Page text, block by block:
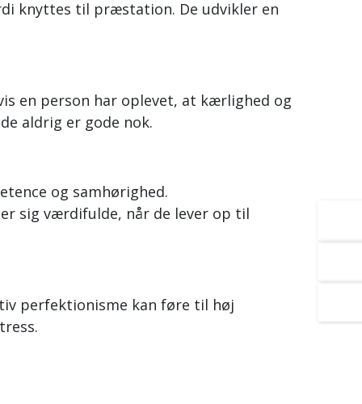
knyttes til præstation. De udvikler en
en person har oplevet, at kærlighed og
aldrig er gode nok.
og samhørighed.
sig værdifulde, når de lever op til
perfektionisme kan føre til høj